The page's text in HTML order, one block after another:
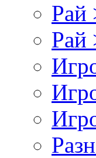
Рай
Рай